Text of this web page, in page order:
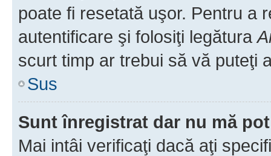
poate fi resetată uşor. Pentru a
autentificare şi folosiţi legătura
scurt timp ar trebui să vă puteţi
Sus
Sunt înregistrat dar nu mă
Mai intâi verificaţi dacă aţi